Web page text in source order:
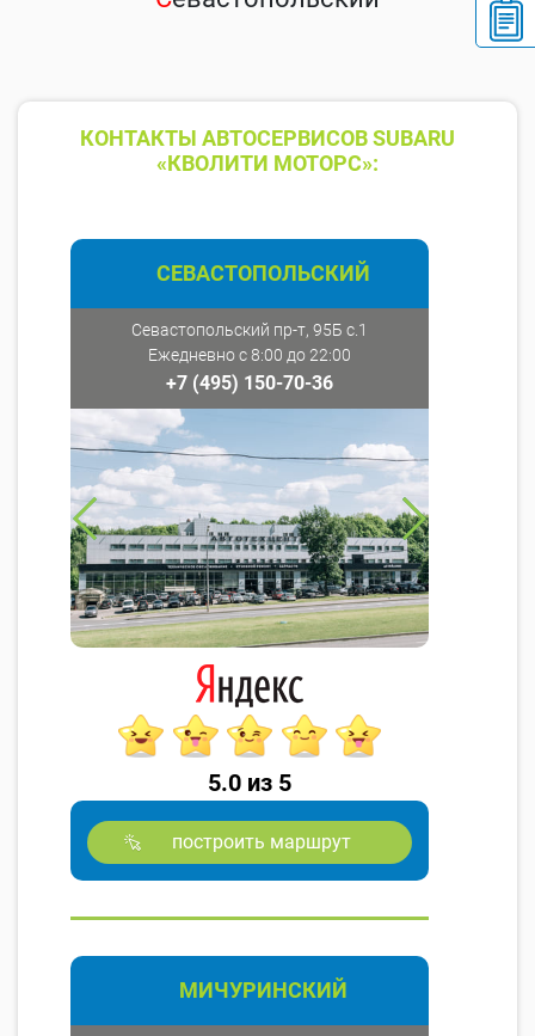
КОНТАКТЫ АВТОСЕРВИСОВ SUBARU
«КВОЛИТИ МОТОРС»:
СЕВАСТОПОЛЬСКИЙ
Севастопольский пр-т, 95Б с.1
Ежедневно с 8:00 до 22:00
+7 (495) 150-70-36
5.0 из 5
построить маршрут
МИЧУРИНСКИЙ